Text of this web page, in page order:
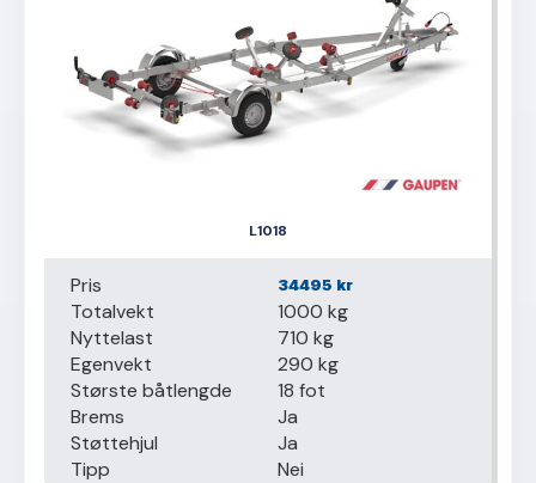
L1018
Pris 34495 kr
Totalvekt
1000 kg
Nyttelast
710 kg
Egenvekt
290 kg
Største båtlengde
18 fot
Brems
Ja
Støttehjul
Ja
Tipp
Nei